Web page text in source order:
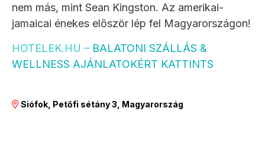
nem más, mint Sean Kingston. Az amerikai-
jamaicai énekes először lép fel Magyarországon!
HOTELEK.HU – BALATONI SZÁLLÁS &
WELLNESS AJÁNLATOKÉRT KATTINTS
Siófok, Petőfi sétány 3, Magyarország